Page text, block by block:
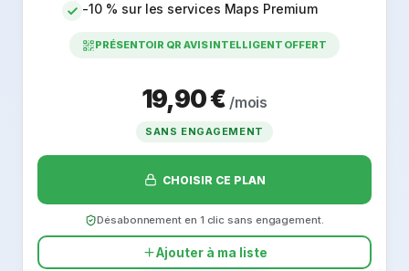
-10 % sur les services Maps Premium
PRÉSENTOIR QR AVIS INTELLIGENT OFFERT
19,90 € /mois
SANS ENGAGEMENT
CHOISIR CE PLAN
Désabonnement en 1 clic sans engagement.
Ajouter à ma liste